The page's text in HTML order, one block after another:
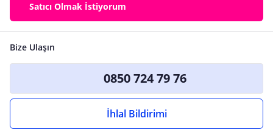
Satıcı Olmak İstiyorum
Bize Ulaşın
0850 724 79 76
İhlal Bildirimi